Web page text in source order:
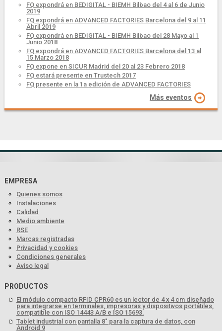
FQ expondrá en BEDIGITAL - BIEMH Bilbao del 4 al 6 de Junio
2019
FQ expondrá en ADVANCED FACTORIES Barcelona del 9 al 11
Abril 2019
FQ expondrá en BEDIGITAL - BIEMH Bilbao del 28 Mayo al 1
Junio 2018
FQ expondrá en ADVANCED FACTORIES Barcelona del 13 al
15 Marzo 2018
FQ expone en SICUR Madrid del 20 al 23 Febrero 2018
FQ estará presente en Trustech 2017
FQ presente en la 1a edición de ADVANCED FACTORIES
Más eventos
EMPRESA
Quienes somos
Instalaciones
Calidad
Medio ambiente
RSE
Marcas registradas
Privacidad y cookies
Condiciones generales
Aviso legal
PRODUCTOS
El módulo compacto RFID CPR60 es un lector de 4 x 4 cm diseñado
para integrarse en terminales, impresoras y dispositivos portátiles,
compatible con ISO 14443 A/B e ISO 15693.
Tablet industrial con pantalla 8" para la captura de datos, con
Android 9